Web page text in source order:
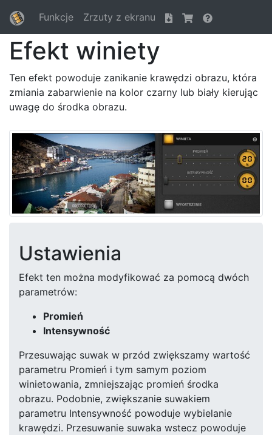
Funkcje Zrzuty z ekranu
Efekt winiety
Ten efekt powoduje zanikanie krawędzi obrazu, która
zmiania zabarwienie na kolor czarny lub biały kierując
uwagę do środka obrazu.
Ustawienia
Efekt ten można modyfikować za pomocą dwóch
parametrów:
Promień
Intensywność
Przesuwając suwak w przód zwiększamy wartość
parametru Promień i tym samym poziom
winietowania, zmniejszając promień środka
obrazu. Podobnie, zwiększanie suwakiem
parametru Intensywność powoduje wybielanie
krawędzi. Przesuwanie suwaka wstecz powoduje